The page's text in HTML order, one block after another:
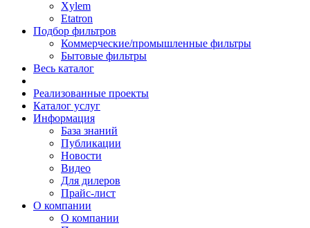
Xylem
Etatron
Подбор фильтров
Коммерческие/промышленные фильтры
Бытовые фильтры
Весь каталог
Реализованные проекты
Каталог услуг
Информация
База знаний
Публикации
Новости
Видео
Для дилеров
Прайс-лист
О компании
О компании